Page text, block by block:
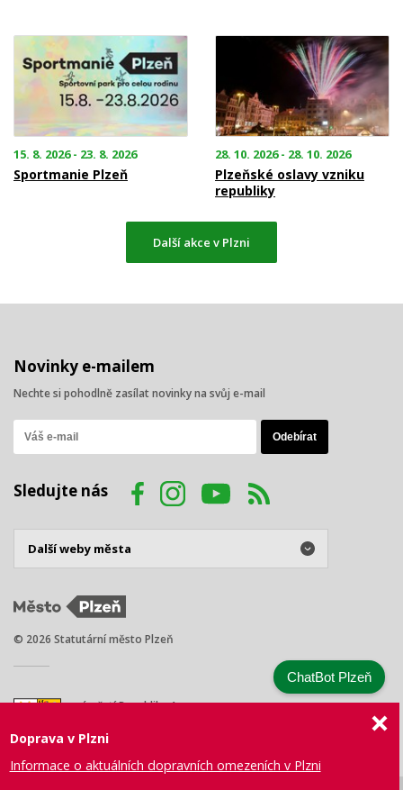
15. 8. 2026 - 23. 8. 2026
Sportmanie Plzeň
28. 10. 2026 - 28. 10. 2026
Plzeňské oslavy vzniku
republiky
Další akce v Plzni
Novinky e-mailem
Nechte si pohodlně zasílat novinky na svůj e-mail
Sledujte nás
© 2026 Statutární město Plzeň
náměstí Republiky 1
Tel.: +420 378 031 111
Doprava v Plzni
Informace o aktuálních dopravních omezeních v Plzni
ChatBot Plzeň